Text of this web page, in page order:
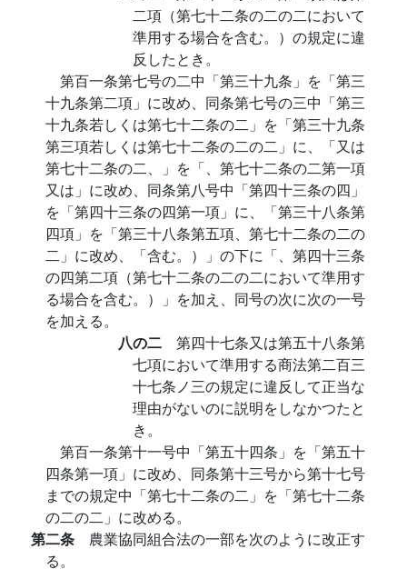
二項（第七十二条の二の二において
準用する場合を含む。）の規定に違
反したとき。
第百一条第七号の二中「第三十九条」を「第三
十九条第二項」に改め、同条第七号の三中「第三
十九条若しくは第七十二条の二」を「第三十九条
第三項若しくは第七十二条の二の二」に、「又は
第七十二条の二、」を「、第七十二条の二第一項
又は」に改め、同条第八号中「第四十三条の四」
を「第四十三条の四第一項」に、「第三十八条第
四項」を「第三十八条第五項、第七十二条の二の
二」に改め、「含む。）」の下に「、第四十三条
の四第二項（第七十二条の二の二において準用す
る場合を含む。）」を加え、同号の次に次の一号
を加える。
八の二 第四十七条又は第五十八条第
七項において準用する商法第二百三
十七条ノ三の規定に違反して正当な
理由がないのに説明をしなかつたと
き。
第百一条第十一号中「第五十四条」を「第五十
四条第一項」に改め、同条第十三号から第十七号
までの規定中「第七十二条の二」を「第七十二条
の二の二」に改める。
第二条 農業協同組合法の一部を次のように改正す
る。